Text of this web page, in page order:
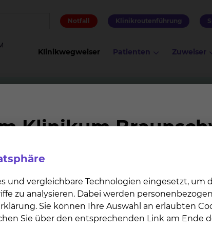
Notfall Klinikroutenführung
Klinikwegweiser Patienten Zuweiser
Fichtengrund
Team & Partner
am Städtischen Klinikum
wir an beiden Standorten über eine
und vergleichbare Technologien eingesetzt,
zu analysieren. Dabei werden
Sie können Ihre Auswahl an erlaubten
Sie über den entsprechenden Link am Ende